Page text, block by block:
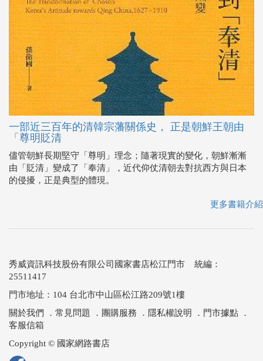
一部近三百年的清韓宗藩關係史， 正是朝鮮王朝由
「尊明貶清
儘管朝鮮長期堅守「尊明」理念；隨著現實的變化，朝鮮漸漸
由「貶清」變成了「奉清」，近代仰仗清朝去對抗西方與日本
的侵擾，正是典型的體現。
更多書籍介紹
秀威資訊科技股份有限公司國家書店松江門市 統編：
25511417
門市地址：104 台北市中山區松江路209號1樓
關於我們
． 常見問題 ． 團購服務 ． 隱私權說明 ． 門市據點 ．
客服信箱
Copyright © 國家網路書店